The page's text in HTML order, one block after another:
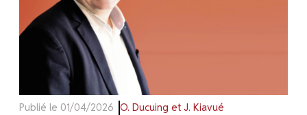
Publié le 01/04/2026 O. Ducuing et J. Kiavué